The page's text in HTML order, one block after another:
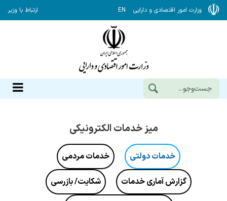
وزارت امور اقتصادی و دارایی EN ارتباط با وزیر
میز خدمات الکترونیکی
خدمات دولتی خدمات مردمی
گزارش آماری خدمات شکایت/ بازرسی